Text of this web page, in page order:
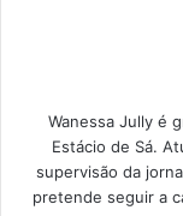
Wanessa Jully é
Estácio de Sá.
supervisão da
pretende seguir a